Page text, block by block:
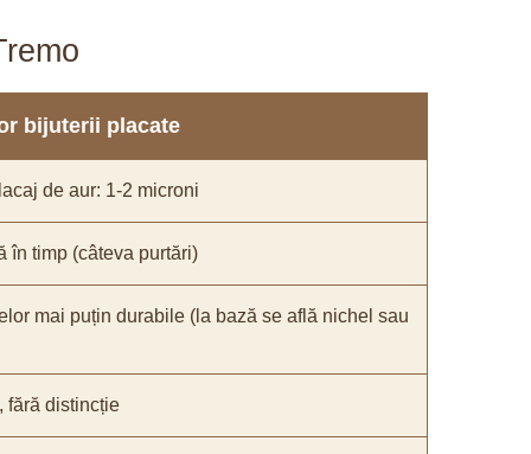
bijuterii placate
de aur: 1-2 microni
în timp (câteva purtări)
mai puțin durabile (la bază se află nichel sau
fără distincție